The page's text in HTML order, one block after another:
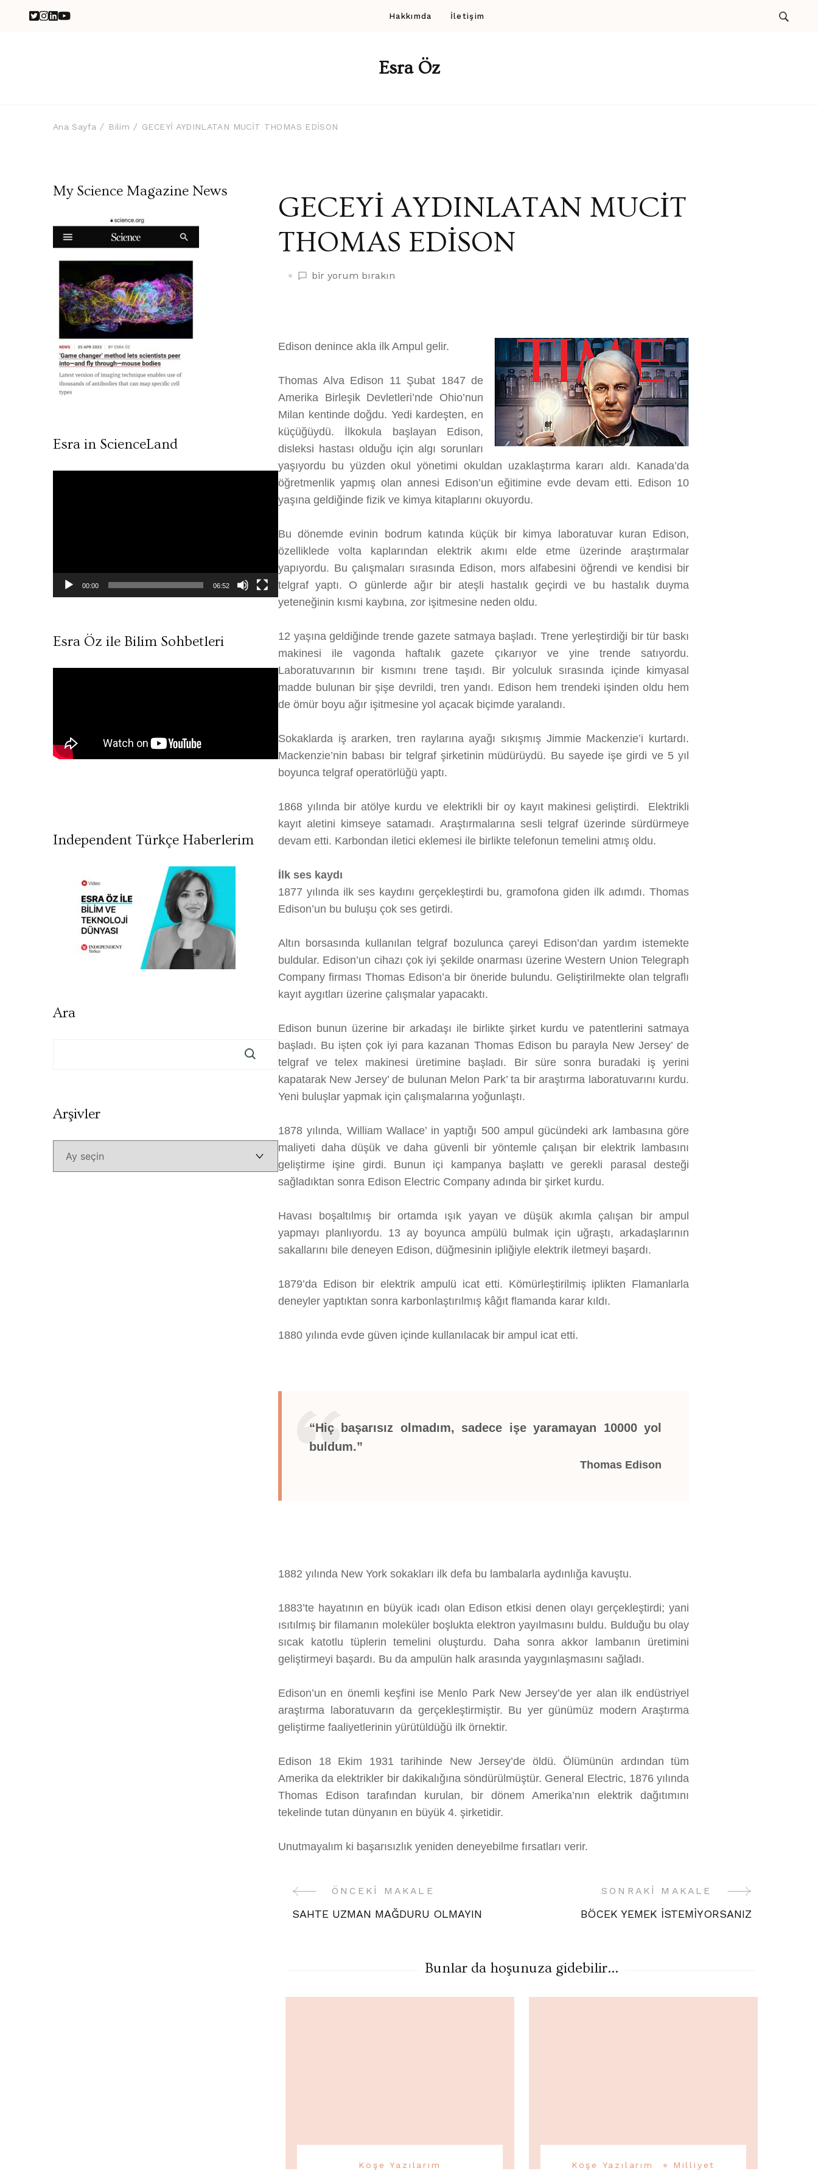
Hakkımda İletişim
Esra Öz
Ana Sayfa Bilim GECEYİ AYDINLATAN MUCİT THOMAS EDİSON
GECEYİ AYDINLATAN MUCİT
THOMAS EDİSON
GECEYİ
üzerine
bir yorum bırakın
Edison denince akla ilk Ampul gelir.
Thomas Alva Edison 11 Şubat 1847 de
Amerika Birleşik Devletleri’nde Ohio’nun
Milan kentinde doğdu. Yedi kardeşten, en
küçüğüydü. İlkokula başlayan Edison,
disleksi hastası olduğu için algı sorunları
yaşıyordu bu yüzden okul yönetimi okuldan uzaklaştırma kararı aldı. Kanada’da
öğretmenlik yapmış olan annesi Edison’un eğitimine evde devam etti. Edison 10
yaşına geldiğinde fizik ve kimya kitaplarını okuyordu.
Bu dönemde evinin bodrum katında küçük bir kimya laboratuvar kuran Edison,
özelliklede volta kaplarından elektrik akımı elde etme üzerinde araştırmalar
yapıyordu. Bu çalışmaları sırasında Edison, mors alfabesini öğrendi ve kendisi bir
telgraf yaptı. O günlerde ağır bir ateşli hastalık geçirdi ve bu hastalık duyma
yeteneğinin kısmi kaybına, zor işitmesine neden oldu.
12 yaşına geldiğinde trende gazete satmaya başladı. Trene yerleştirdiği bir tür baskı
makinesi ile vagonda haftalık gazete çıkarıyor ve yine trende satıyordu.
Laboratuvarının bir kısmını trene taşıdı. Bir yolculuk sırasında içinde kimyasal
madde bulunan bir şişe devrildi, tren yandı. Edison hem trendeki işinden oldu hem
de ömür boyu ağır işitmesine yol açacak biçimde yaralandı.
Sokaklarda iş ararken, tren raylarına ayağı sıkışmış Jimmie Mackenzie’i kurtardı.
Mackenzie’nin babası bir telgraf şirketinin müdürüydü. Bu sayede işe girdi ve 5 yıl
boyunca telgraf operatörlüğü yaptı.
1868 yılında bir atölye kurdu ve elektrikli bir oy kayıt makinesi geliştirdi. Elektrikli
kayıt aletini kimseye satamadı. Araştırmalarına sesli telgraf üzerinde sürdürmeye
devam etti. Karbondan iletici eklemesi ile birlikte telefonun temelini atmış oldu.
İlk ses kaydı
1877 yılında ilk ses kaydını gerçekleştirdi bu, gramofona giden ilk adımdı. Thomas
Edison’un bu buluşu çok ses getirdi.
Altın borsasında kullanılan telgraf bozulunca çareyi Edison’dan yardım istemekte
buldular. Edison’un cihazı çok iyi şekilde onarması üzerine Western Union Telegraph
Company firması Thomas Edison’a bir öneride bulundu. Geliştirilmekte olan telgraflı
kayıt aygıtları üzerine çalışmalar yapacaktı.
Edison bunun üzerine bir arkadaşı ile birlikte şirket kurdu ve patentlerini satmaya
başladı. Bu işten çok iyi para kazanan Thomas Edison bu parayla New Jersey’ de
telgraf ve telex makinesi üretimine başladı. Bir süre sonra buradaki iş yerini
kapatarak New Jersey’ de bulunan Melon Park’ ta bir araştırma laboratuvarını kurdu.
Yeni buluşlar yapmak için çalışmalarına yoğunlaştı.
1878 yılında, William Wallace’ in yaptığı 500 ampul gücündeki ark lambasına göre
maliyeti daha düşük ve daha güvenli bir yöntemle çalışan bir elektrik lambasını
geliştirme işine girdi. Bunun içi kampanya başlattı ve gerekli parasal desteği
sağladıktan sonra Edison Electric Company adında bir şirket kurdu.
Havası boşaltılmış bir ortamda ışık yayan ve düşük akımla çalışan bir ampul
yapmayı planlıyordu. 13 ay boyunca ampülü bulmak için uğraştı, arkadaşlarının
sakallarını bile deneyen Edison, düğmesinin ipliğiyle elektrik iletmeyi başardı.
1879’da Edison bir elektrik ampulü icat etti. Kömürleştirilmiş iplikten Flamanlarla
deneyler yaptıktan sonra karbonlaştırılmış kâğıt flamanda karar kıldı.
1880 yılında evde güven içinde kullanılacak bir ampul icat etti.
“Hiç başarısız olmadım, sadece işe yaramayan 10000 yol
buldum.”
Thomas Edison
1882 yılında New York sokakları ilk defa bu lambalarla aydınlığa kavuştu.
1883’te hayatının en büyük icadı olan Edison etkisi denen olayı gerçekleştirdi; yani
ısıtılmış bir filamanın moleküler boşlukta elektron yayılmasını buldu. Bulduğu bu olay
sıcak katotlu tüplerin temelini oluşturdu. Daha sonra akkor lambanın üretimini
geliştirmeyi başardı. Bu da ampulün halk arasında yaygınlaşmasını sağladı.
Edison’un en önemli keşfini ise Menlo Park New Jersey’de yer alan ilk endüstriyel
araştırma laboratuvarın da gerçekleştirmiştir. Bu yer günümüz modern Araştırma
geliştirme faaliyetlerinin yürütüldüğü ilk örnektir.
Edison 18 Ekim 1931 tarihinde New Jersey’de öldü. Ölümünün ardından tüm
Amerika da elektrikler bir dakikalığına söndürülmüştür. General Electric, 1876 yılında
Thomas Edison tarafından kurulan, bir dönem Amerika’nın elektrik dağıtımını
tekelinde tutan dünyanın en büyük 4. şirketidir.
Unutmayalım ki başarısızlık yeniden deneyebilme fırsatları verir.
YazıÖNCEKI MAKALE
SAHTE UZMAN MAĞDURU OLMAYIN
SONRAKI MAKALE
BÖCEK YEMEK İSTEMİYORSANIZ
Bunlar da hoşunuza gidebilir...
Köşe Yazılarım Köşe Yazılarım Milliyet
My Science Magazine News
Esra in ScienceLand
00:00 06:52
Esra Öz ile Bilim Sohbetleri
Independent Türkçe Haberlerim
Ara
ArşivlerArşivler